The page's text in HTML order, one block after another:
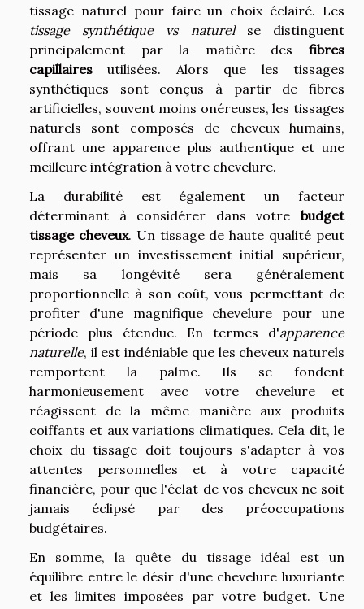
tissage naturel pour faire un choix éclairé. Les
tissage synthétique vs naturelse distinguent
principalement par la matière des fibres
capillaires utilisées. Alors que les tissages
synthétiques sont conçus à partir de fibres
artificielles, souvent moins onéreuses, les tissages
naturels sont composés de cheveux humains,
offrant une apparence plus authentique et une
meilleure intégration à votre chevelure.
La durabilité est également un facteur
déterminant à considérer dans votre budget
tissage cheveux. Un tissage de haute qualité peut
représenter un investissement initial supérieur,
mais sa longévité sera généralement
proportionnelle à son coût, vous permettant de
profiter d'une magnifique chevelure pour une
période plus étendue. En termes d'apparence
naturelle, il est indéniable que les cheveux naturels
remportent la palme. Ils se fondent
harmonieusement avec votre chevelure et
réagissent de la même manière aux produits
coiffants et aux variations climatiques. Cela dit, le
choix du tissage doit toujours s'adapter à vos
attentes personnelles et à votre capacité
financière, pour que l'éclat de vos cheveux ne soit
jamais éclipsé par des préoccupations
budgétaires.
En somme, la quête du tissage idéal est un
équilibre entre le désir d'une chevelure luxuriante
et les limites imposées par votre budget. Une